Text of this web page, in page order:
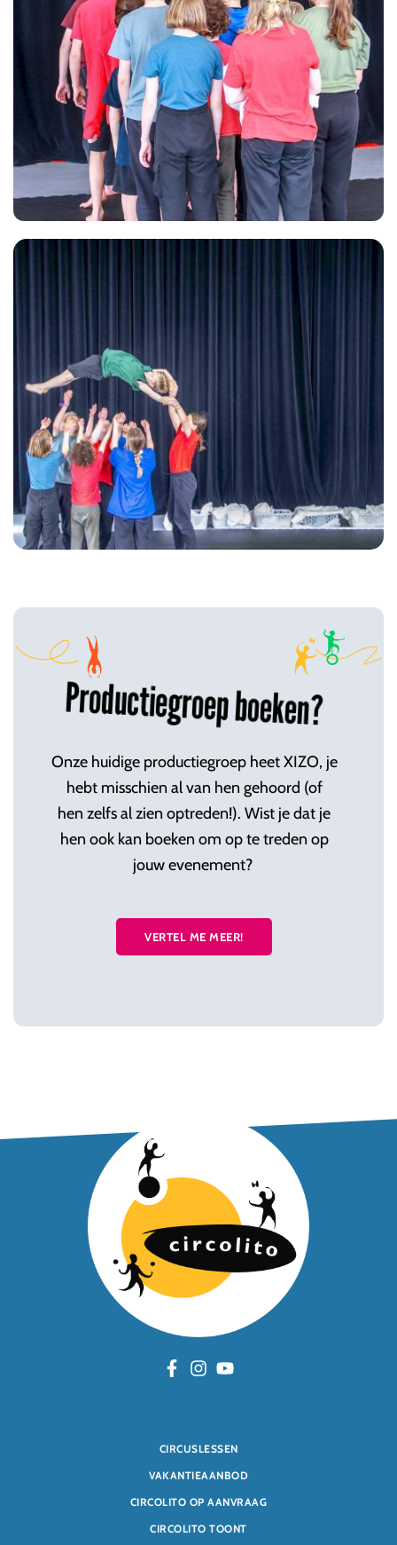
Productiegroep boeken?
Onze huidige productiegroep heet XIZO, je
hebt misschien al van hen gehoord (of
hen zelfs al zien optreden!). Wist je dat je
hen ook kan boeken om op te treden op
jouw evenement?
VERTEL ME MEER!
CIRCUSLESSEN
VAKANTIEAANBOD
CIRCOLITO OP AANVRAAG
CIRCOLITO TOONT